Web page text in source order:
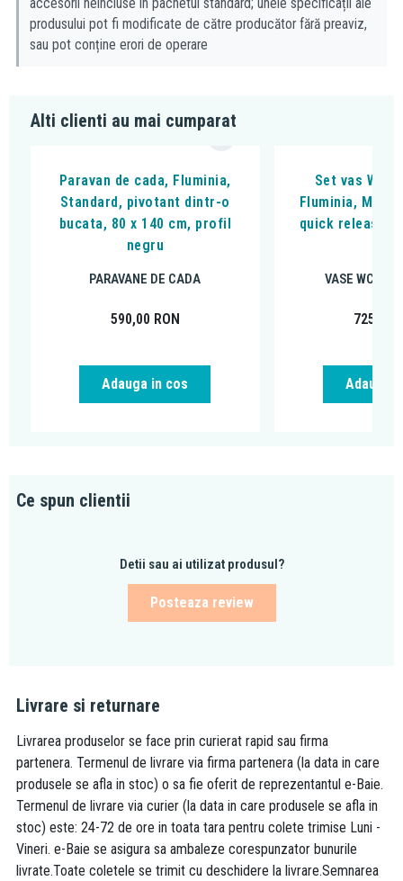
accesorii neincluse în pachetul standard; unele specificații ale
produsului pot fi modificate de către producător fără preaviz,
sau pot conține erori de operare
Alti clienti au mai cumparat
Paravan de cada, Fluminia,
Standard, pivotant dintr-o
bucata, 80 x 140 cm, profil
negru
PARAVANE DE CADA
590,00 RON
Adauga in cos
Set vas WC
Fluminia,
quick release
VASE WC
725,00
Adauga
Ce spun clientii
Detii sau ai utilizat produsul?
Posteaza review
Livrare si returnare
Livrarea produselor se face prin curierat rapid sau firma
partenera. Termenul de livrare via firma partenera (la data in care
produsele se afla in stoc) o sa fie oferit de reprezentantul e-Baie.
Termenul de livrare via curier (la data in care produsele se afla in
stoc) este: 24-72 de ore in toata tara pentru colete trimise Luni -
Vineri. e-Baie se asigura sa ambaleze corespunzator bunurile
livrate.Toate coletele se trimit cu deschidere la livrare.Semnarea